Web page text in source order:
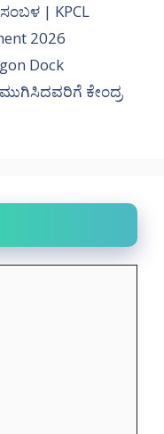
| KPCL
2026
Dock
ಕೇಂದ್ರ